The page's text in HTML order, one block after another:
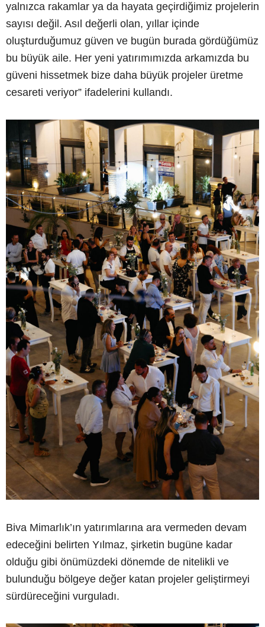
yalnızca rakamlar ya da hayata geçirdiğimiz projelerin
sayısı değil. Asıl değerli olan, yıllar içinde
oluşturduğumuz güven ve bugün burada gördüğümüz
bu büyük aile. Her yeni yatırımımızda arkamızda bu
güveni hissetmek bize daha büyük projeler üretme
cesareti veriyor” ifadelerini kullandı.
Biva Mimarlık’ın yatırımlarına ara vermeden devam
edeceğini belirten Yılmaz, şirketin bugüne kadar
olduğu gibi önümüzdeki dönemde de nitelikli ve
bulunduğu bölgeye değer katan projeler geliştirmeyi
sürdüreceğini vurguladı.